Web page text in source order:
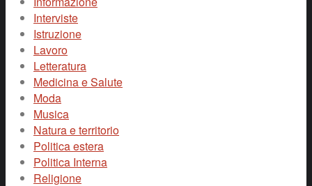
Interviste
Istruzione
Lavoro
Letteratura
Medicina e Salute
Moda
Musica
Natura e territorio
Politica estera
Politica Interna
Religione